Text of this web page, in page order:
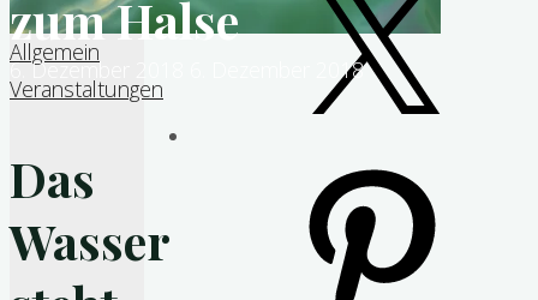
zum Halse
6. Dezember 2018 6. Dezember 2018
Allgemein
Veranstaltungen
Das
Wasser